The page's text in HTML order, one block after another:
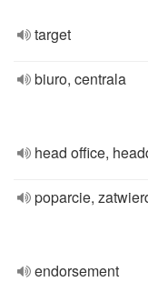
target
biuro, centrala
head office,
poparcie,
endorsement